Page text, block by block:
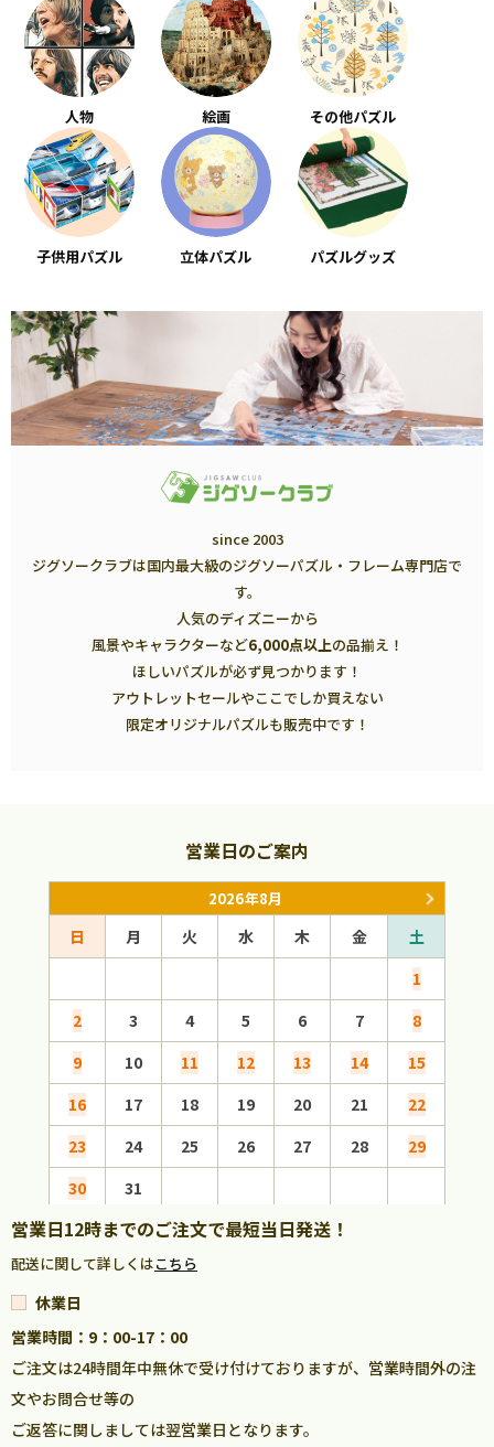
人物 絵画 その他パズル
子供用パズル 立体パズル パズルグッズ
since 2003
ジグソークラブは国内最大級のジグソーパズル・フレーム専門店で
す。
人気のディズニーから
風景やキャラクターなど6,000点以上の品揃え！
ほしいパズルが必ず見つかります！
アウトレットセールやここでしか買えない
限定オリジナルパズルも販売中です！
営業日のご案内
2026年8月
日 月 火 水 木 金
土
1
2
3 4 5 6 7
8
9
10 11 12 13 14
15
16
17 18 19 20 21
22
23
24 25 26 27 28
29
30
31
営業日12時までのご注文で最短当日発送！
配送に関して詳しくはこちら
休業日
営業時間：9：00-17：00
ご注文は24時間年中無休で受け付けておりますが、営業時間外の注
文やお問合せ等の
ご返答に関しましては翌営業日となります。